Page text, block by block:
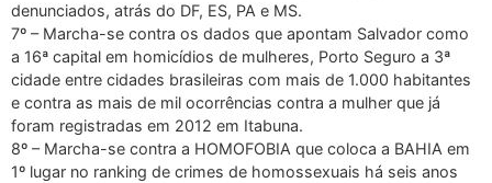
denunciados, atrás do DF, ES, PA e MS.
7º – Marcha-se contra os dados que apontam Salvador como
a 16ª capital em homicídios de mulheres, Porto Seguro a 3ª
cidade entre cidades brasileiras com mais de 1.000 habitantes
e contra as mais de mil ocorrências contra a mulher que já
foram registradas em 2012 em Itabuna.
8º – Marcha-se contra a HOMOFOBIA que coloca a BAHIA em
1º lugar no ranking de crimes de homossexuais há seis anos